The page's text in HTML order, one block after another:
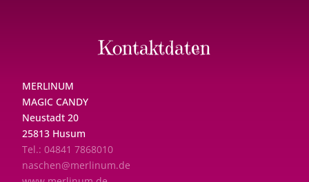
Kontaktdaten
MERLINUM
MAGIC CANDY
Neustadt 20
25813 Husum
Tel.: 04841 7868010
naschen@merlinum.de